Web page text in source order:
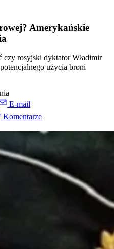
Amerykańskie
czy rosyjski dyktator Władimir
użycia broni
E-mail
Komentarze